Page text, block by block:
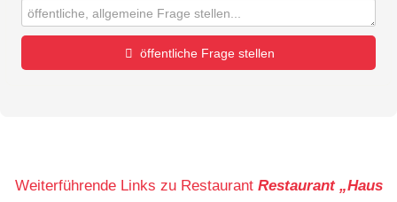
öffentliche Frage stellen
Weiterführende Links zu Restaurant Restaurant „Haus